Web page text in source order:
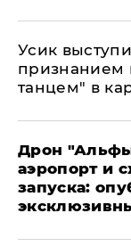
Усик
признанием
танцем" в
Дрон
аэропорт и
запуска: